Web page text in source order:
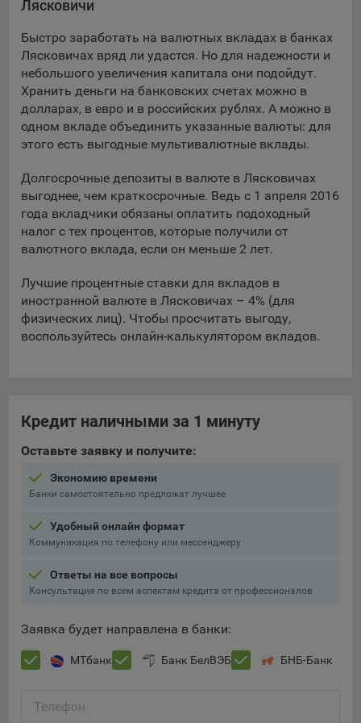
Подобные функции улучшают условия работы
9.3. Файлы cookie предпочтений, например, для настройки
контента. Данные файлы cookie собирают информацию о
выборе пользователя на сайте и его предпочтениях и
позволяют Обществу «запомнить» информацию о
выбранном пользователем городе и других местных
настройках для того, чтобы соответствующим образом
9.4. Аналитические файлы cookie, например
Яндекс.Метрика, Google Analytics. Данные файлы cookie
собирают информацию о том, как пользователь
использовал сайты, и позволяют Обществу вносить в них
улучшения.
Аналитические файлы cookie показывают, какие страницы
сайта Общества посещаются чаще всего, помогают
выявлять трудности, возникающие при использовании
сайта, а также позволяют оценить эффективность
9.5. Файлы cookie, применяемые для определения целевой
аудитории и в рекламных целях, например Яндекс.Метрика,
Технические/Функциональные, хранятся не более года;
Необходимые для функционирования веб-аналитических
платформ «Google Analytics», «Яндекс.Метрика»
передаются третьим лицам, часть из которых хранятся во
время пользования сайтом;
Остальные - не более года.
Отключение аналитических файлов cookie не позволяет
определять предпочтения пользователей сайта, в том числе
меры по совершенствованию работы сайта исходя из
Лясковичи
Быстро заработать на валютных вкладах в банках
Лясковичах вряд ли удастся. Но для надежности и
небольшого увеличения капитала они подойдут.
Хранить деньги на банковских счетах можно в
долларах, в евро и в российских рублях. А можно в
одном вкладе объединить указанные валюты: для
этого есть выгодные мультивалютные вклады.
Долгосрочные депозиты в валюте в Лясковичах
выгоднее, чем краткосрочные. Ведь с 1 апреля 2016
года вкладчики обязаны оплатить подоходный
налог с тех процентов, которые получили от
валютного вклада, если он меньше 2 лет.
Лучшие процентные ставки для вкладов в
иностранной валюте в Лясковичах – 4% (для
физических лиц). Чтобы просчитать выгоду,
воспользуйтесь онлайн-калькулятором вкладов.
Кредит наличными за 1 минуту
Оставьте заявку и получите:
Экономию времени
Банки самостоятельно предложат лучшее
Удобный онлайн формат
Коммуникация по телефону или мессенджеру
Ответы на все вопросы
Консультация по всем аспектам кредита от профессионалов
Заявка будет направлена в банки:
МТбанк Банк БелВЭБ БНБ-Банк
Телефон